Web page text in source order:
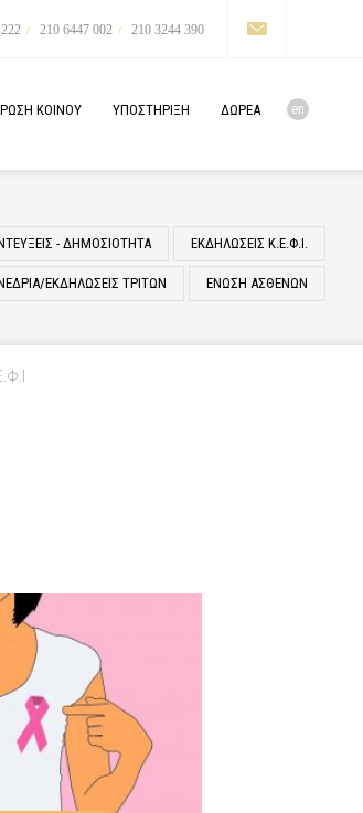
210 6447 002 210 3244 390
en
ΚΟΙΝΟΥ ΥΠΟΣΤΗΡΙΞΗ ΔΩΡΕΑ
- ΔΗΜΟΣΙΟΤΗΤΑ ΕΚΔΗΛΩΣΕΙΣ Κ.Ε.Φ.Ι.
ΕΚΔΗΛΩΣΕΙΣ ΤΡΙΤΩΝ ΕΝΩΣΗ ΑΣΘΕΝΩΝ